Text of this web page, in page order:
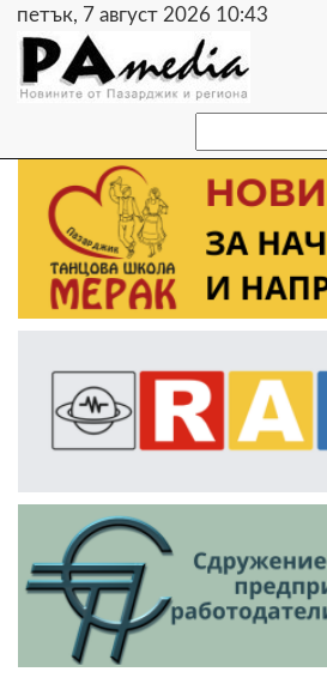
петък, 7 август 2026 10:43